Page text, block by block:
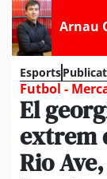
Arnau
Esports
Futbol -
El
extrem
Rio